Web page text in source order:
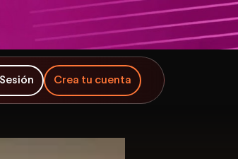
Crea tu cuenta